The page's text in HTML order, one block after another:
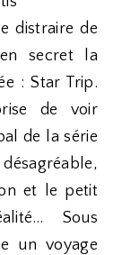
distraire de
secret la
: Star Trip.
de voir
de la série
et le petit
Sous
un voyage